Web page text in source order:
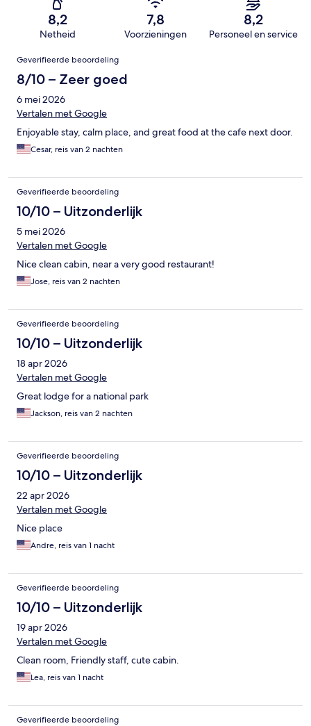
8,2
Netheid
7,8
Voorzieningen
8,2
Personeel en service
Beoordelingen
Geverifieerde beoordeling
8/10 – Zeer goed
6 mei 2026
Vertalen met Google
Enjoyable stay, calm place, and great food at the cafe next door.
Cesar, reis van 2 nachten
Geverifieerde beoordeling
10/10 – Uitzonderlijk
5 mei 2026
Vertalen met Google
Nice clean cabin, near a very good restaurant!
Jose, reis van 2 nachten
Geverifieerde beoordeling
10/10 – Uitzonderlijk
18 apr 2026
Vertalen met Google
Great lodge for a national park
Jackson, reis van 2 nachten
Geverifieerde beoordeling
10/10 – Uitzonderlijk
22 apr 2026
Vertalen met Google
Nice place
Andre, reis van 1 nacht
Geverifieerde beoordeling
10/10 – Uitzonderlijk
19 apr 2026
Vertalen met Google
Clean room, Friendly staff, cute cabin.
Lea, reis van 1 nacht
Geverifieerde beoordeling